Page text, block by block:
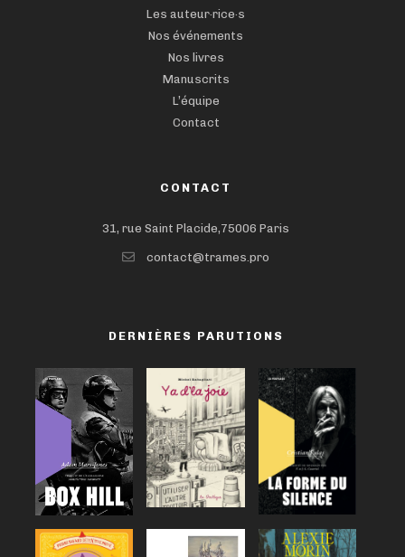
Les auteur·rice·s
Nos événements
Nos livres
Manuscrits
L’équipe
Contact
CONTACT
31, rue Saint Placide,75006 Paris
contact@trames.pro
DERNIÈRES PARUTIONS